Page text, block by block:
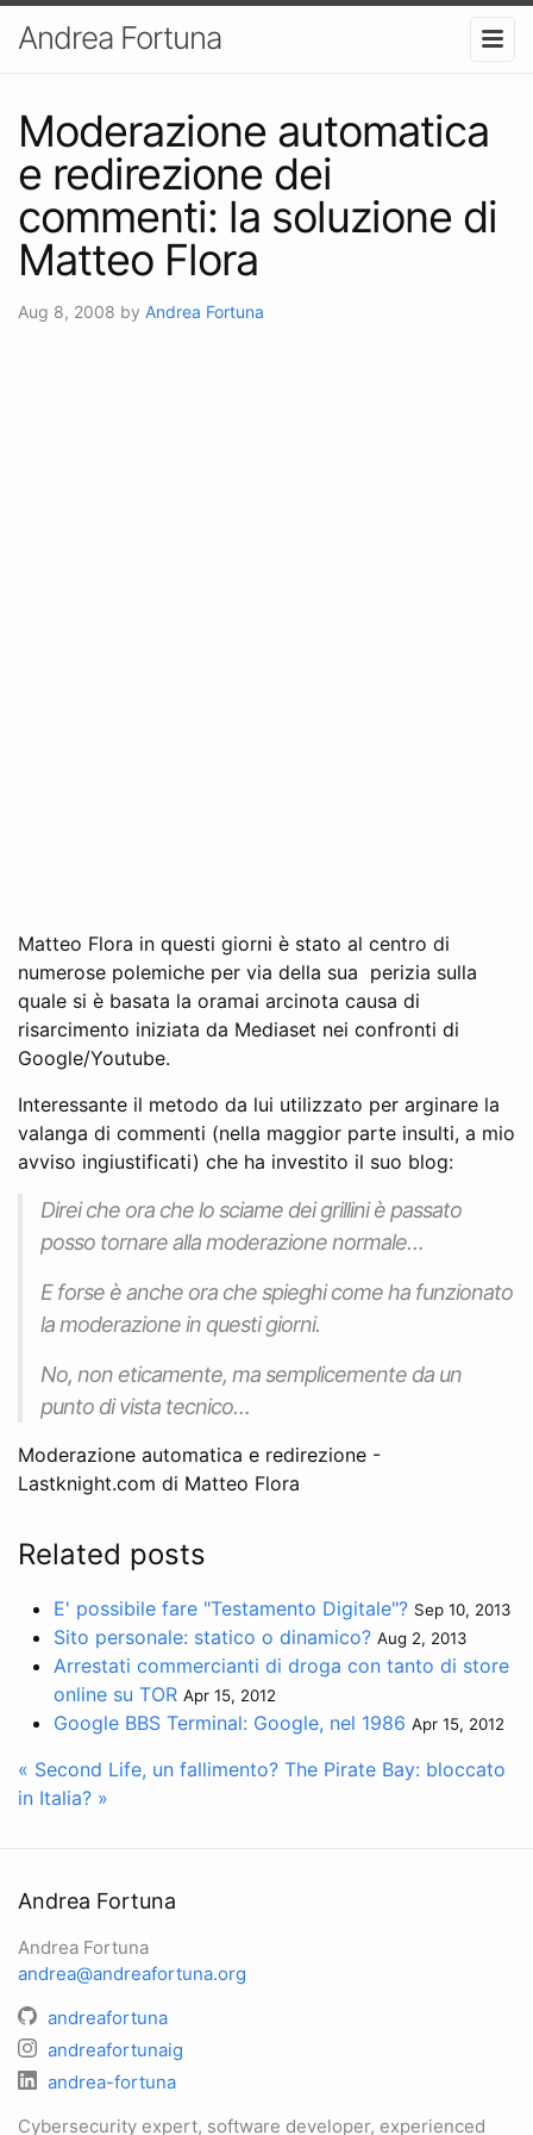
Andrea Fortuna
Moderazione automatica
e redirezione dei
commenti: la soluzione di
Matteo Flora
Aug 8, 2008 by Andrea Fortuna
Matteo Flora in questi giorni è stato al centro di
numerose polemiche per via della sua perizia sulla
quale si è basata la oramai arcinota causa di
risarcimento iniziata da Mediaset nei confronti di
Google/Youtube.
Interessante il metodo da lui utilizzato per arginare la
valanga di commenti (nella maggior parte insulti, a mio
avviso ingiustificati) che ha investito il suo blog:
Direi che ora che lo sciame dei grillini è passato
posso tornare alla moderazione normale…
E forse è anche ora che spieghi come ha funzionato
la moderazione in questi giorni.
No, non eticamente, ma semplicemente da un
punto di vista tecnico…
Moderazione automatica e redirezione -
Lastknight.com di Matteo Flora
Related posts
E' possibile fare "Testamento Digitale"? Sep 10, 2013
Sito personale: statico o dinamico? Aug 2, 2013
Arrestati commercianti di droga con tanto di store
online su TOR Apr 15, 2012
Google BBS Terminal: Google, nel 1986 Apr 15, 2012
« Second Life, un fallimento? The Pirate Bay: bloccato
in Italia? »
Andrea Fortuna
Andrea Fortuna
andrea@andreafortuna.org
andreafortuna
andreafortunaig
andrea-fortuna
Cybersecurity expert, software developer, experienced